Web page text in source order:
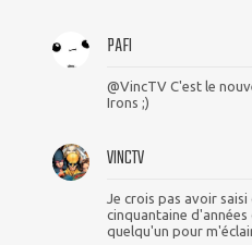
PAFI
@VincTV C'est le
Irons ;)
VINCTV
Je crois pas avoir
cinquantaine
quelqu'un pour